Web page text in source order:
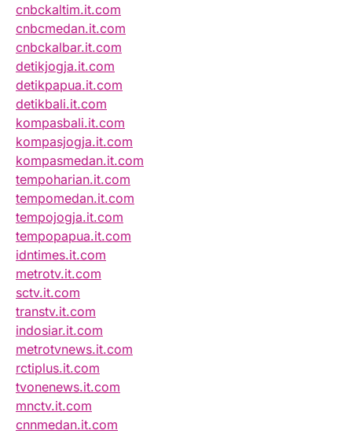
cnbckaltim.it.com
cnbcmedan.it.com
cnbckalbar.it.com
detikjogja.it.com
detikpapua.it.com
detikbali.it.com
kompasbali.it.com
kompasjogja.it.com
kompasmedan.it.com
tempoharian.it.com
tempomedan.it.com
tempojogja.it.com
tempopapua.it.com
idntimes.it.com
metrotv.it.com
sctv.it.com
transtv.it.com
indosiar.it.com
metrotvnews.it.com
rctiplus.it.com
tvonenews.it.com
mnctv.it.com
cnnmedan.it.com